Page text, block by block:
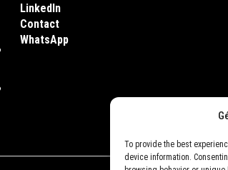
To provide the best
device information.
LinkedIn
Contact
WhatsApp